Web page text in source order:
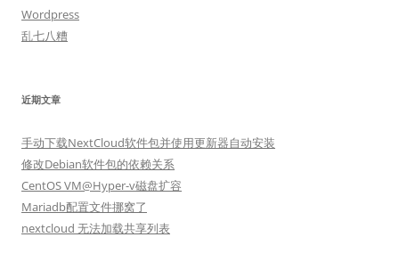
Wordpress
乱七八糟
近期文章
手动下载NextCloud软件包并使用更新器自动安装
修改Debian软件包的依赖关系
CentOS VM@Hyper-v磁盘扩容
Mariadb配置文件挪窝了
nextcloud 无法加载共享列表